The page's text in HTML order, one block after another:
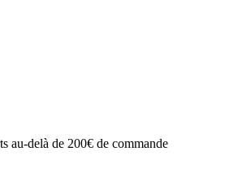
au-delà de 200€ de commande